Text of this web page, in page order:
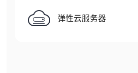
弹性云服务器